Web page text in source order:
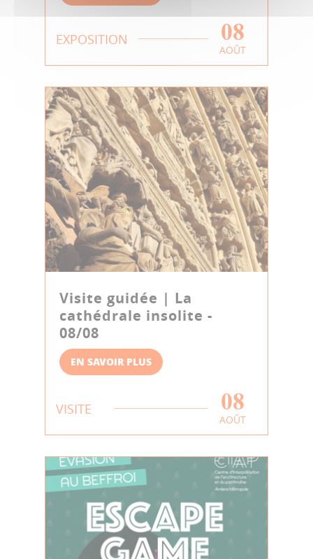
EXPOSITION 08
AOÛT
Visite guidée | La
cathédrale insolite -
08/08
EN SAVOIR PLUS
VISITE 08
AOÛT